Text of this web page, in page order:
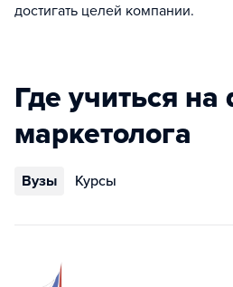
достигать целей компании.
Где учиться
маркетолога
Вузы Курсы